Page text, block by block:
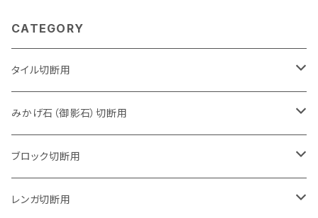
CATEGORY
タイル切断用
105mm（4インチ）
125mm（5インチ）
グラインダー取付用
みかげ石（御影石）切断用
105mm（4インチ）
セグメントタイプ
125mm（5インチ）
ブロック切断用
105mm（4インチ）
レンガ切断用